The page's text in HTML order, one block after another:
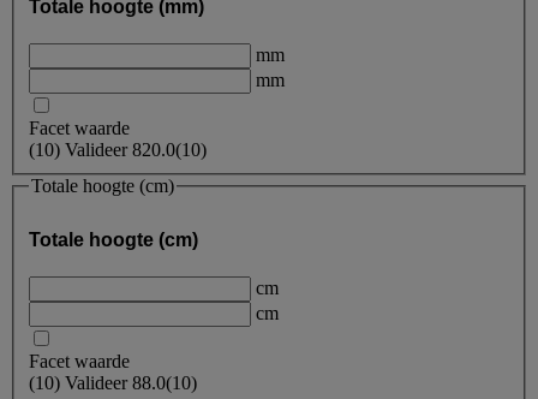
Totale hoogte (mm)
mm
mm
Facet waarde
(10) Valideer820.0(10)
Totale hoogte (cm)
Totale hoogte (cm)
cm
cm
Facet waarde
(10) Valideer88.0(10)